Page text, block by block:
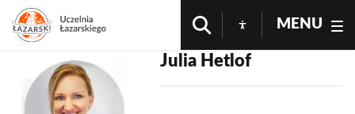
MENU
Julia Hetlof